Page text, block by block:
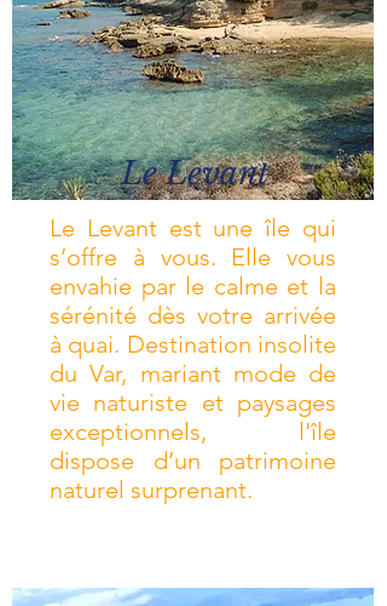
Le Levant
Le Levant est une île qui
s’offre à vous. Elle vous
envahie par le calme et la
sérénité dès votre arrivée
à quai. Destination insolite
du Var, mariant mode de
vie naturiste et paysages
exceptionnels, l'île
dispose d’un patrimoine
naturel surprenant.